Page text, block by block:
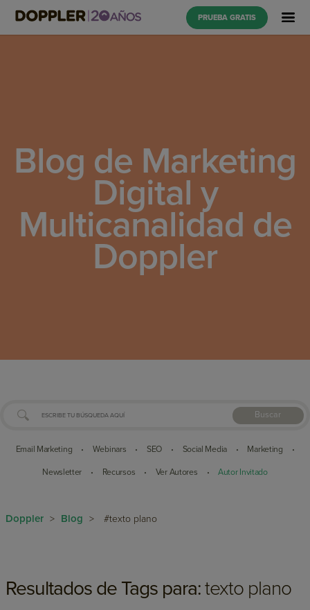
PRUEBA GRATIS
Blog de Marketing
Digital y
Multicanalidad de
Doppler
Buscar
Email Marketing • Webinars • SEO • Social Media • Marketing •
Newsletter • Recursos • Ver Autores • Autor Invitado
Doppler > Blog > #texto plano
Resultados de Tags para:texto plano